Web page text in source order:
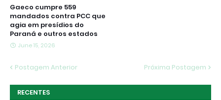
Gaeco cumpre 559
mandados contra PCC que
agia em presídios do
Paraná e outros estados
June 15, 2026
Postagem Anterior Próxima Postagem
RECENTES